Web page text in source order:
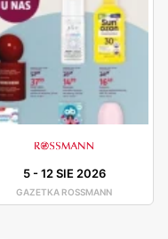
TEDi wyróżnia się
produktów. Mimo
towarów w
z jakości. Wszystkie
i testowane, aby
względem
klienci mogą mieć
im przez długi
i regularnie
5-12 SIE 2026
GAZETKA ROSSMANN